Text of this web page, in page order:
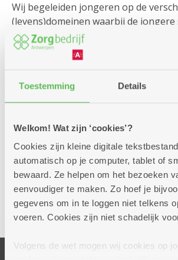
Toestemming Details
Welkom! Wat zijn ‘cookies’?
Cookies zijn kleine digitale
automatisch op je computer, tablet of
bewaard. Ze helpen om het bezoeken
eenvoudiger te maken. Zo hoef je
gegevens om in te loggen niet telkens
voeren. Cookies zijn niet schadelijk
Volgens de wet mogen wij cookies op
Wij begeleiden jongeren op de
(levens)domeinen waarbij de
heeft: budgetbeheer, administratie,
emotioneel welzijn, dagbesteding,
contacten met netwerk uitbouwen
Zelf verantwoordelijkheid nemen
maar we proberen jongeren in de
opnemen en stimuleren hen om zelf
nemen en oplossingen te zoeken.